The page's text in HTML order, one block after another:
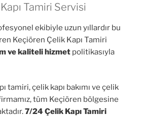
Tamiri Servisi
ekibiyle uzun yıllardır bu
Keçiören Çelik Kapı Tamiri
ve kaliteli hizmet politikasıyla
tamiri, çelik kapı bakımı ve çelik
firmamız, tüm Keçiören bölgesine
7/24 Çelik Kapı Tamiri